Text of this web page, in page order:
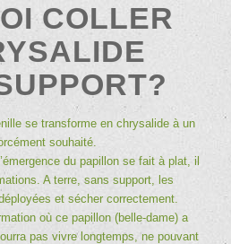
COLLER
se transforme en chrysalide à un
souhaité.
du papillon se fait à plat, il
A terre, sans support, les
et sécher correctement.
où ce papillon (belle-dame) a
pas vivre longtemps, ne pouvant